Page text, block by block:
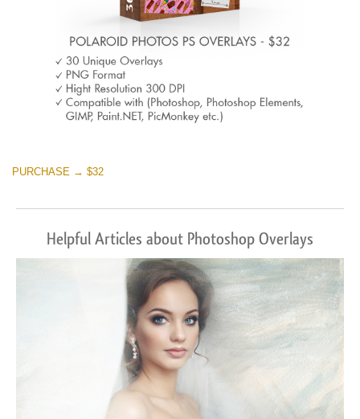
PURCHASE → $32
Helpful Articles about Photoshop Overlays